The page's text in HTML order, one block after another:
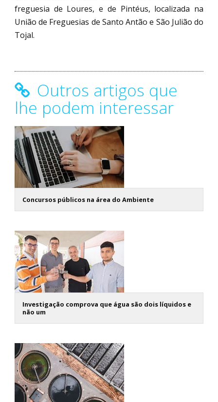
freguesia de Loures, e de Pintéus, localizada na
União de Freguesias de Santo Antão e São Julião do
Tojal.
Outros artigos que
lhe podem interessar
Concursos públicos na área do Ambiente
Investigação comprova que água são dois líquidos e
não um